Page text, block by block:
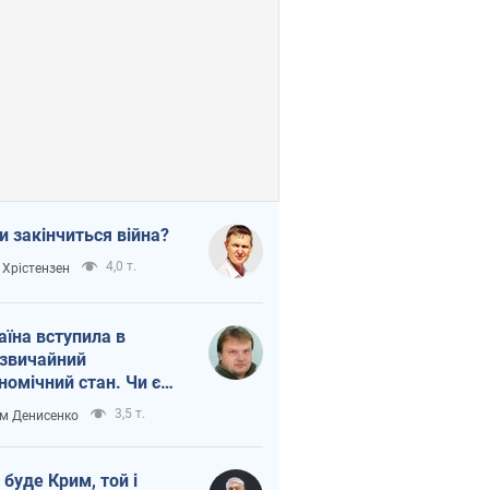
закінчиться війна?
4,0 т.
вступила в
стан. Чи є
вкінці тунелю?
Денисенко 3,5 т.
Крим, той і